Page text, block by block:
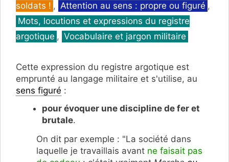
soldats ! , Attention au sens : propre ou figuré ,
Mots, locutions et expressions du registre
argotique , Vocabulaire et jargon militaire
Cette expression du registre argotique est
emprunté au langage militaire et s'utilise, au
sens figuré :
pour évoquer une discipline de fer et
brutale.
On dit par exemple : "La société dans
laquelle je travaillais avant ne faisait pas